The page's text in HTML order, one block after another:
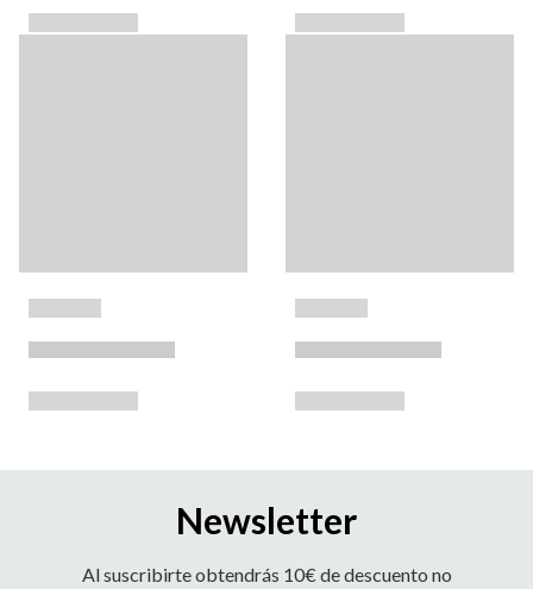
Newsletter
Al suscribirte obtendrás 10€ de descuento no